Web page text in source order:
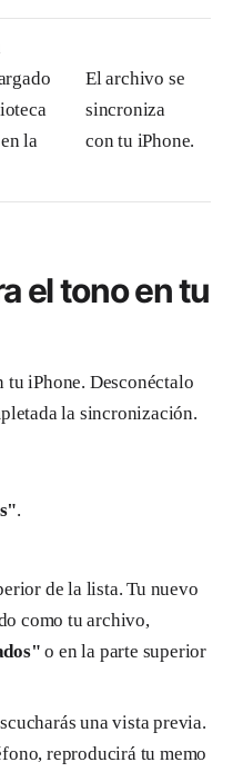
la
El archivo se
sincroniza
con tu iPhone.
el tono en tu
iPhone. Desconéctalo
la sincronización.
.
de la lista. Tu nuevo
como tu archivo,
o en la parte superior
una vista previa.
reproducirá tu memo